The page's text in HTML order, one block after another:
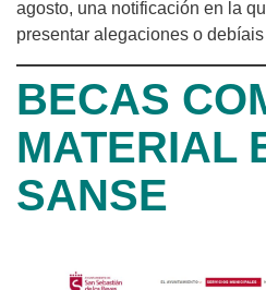
agosto, una notificación en la
presentar alegaciones o
BECAS
MATERIAL
SANSE